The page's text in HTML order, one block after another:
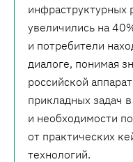
увеличились на
и потребители
диалоге, понимая
российской
прикладных задач
и необходимости
от практических
технологий.